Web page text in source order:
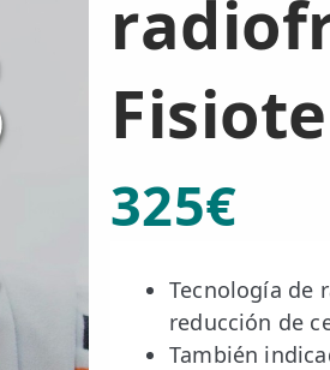
325€
Tecnología de
reducción de
También